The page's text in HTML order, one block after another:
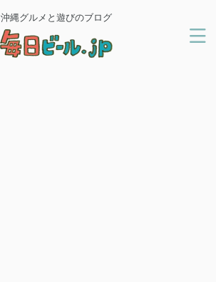
沖縄グルメと遊びのブログ